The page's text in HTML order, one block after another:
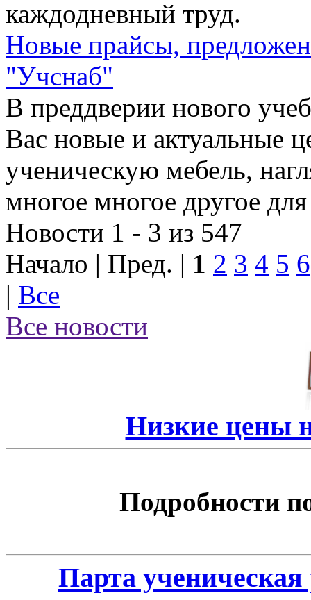
каждодневный труд.
Новые прайсы,
"Учснаб"
В преддверии нового
Вас новые и актуальные
ученическую мебель,
многое многое другое
Новости 1 - 3 из 547
Начало | Пред. | 1 2 3 4 5 6
| Все
Все новости
Низкие цены
Подробности
Парта